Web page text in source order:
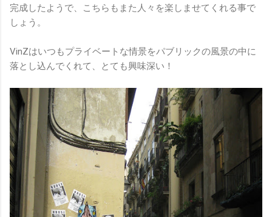
完成したようで、こちらもまた人々を楽しませてくれる事で
しょう。
VinZはいつもプライベートな情景をパブリックの風景の中に
落とし込んでくれて、とても興味深い！